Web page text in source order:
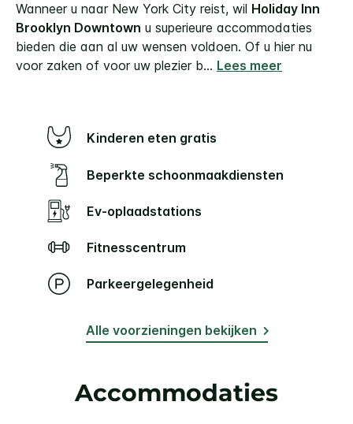
Wanneer u naar New York City reist, wil Holiday Inn
Brooklyn Downtown u superieure accommodaties
bieden die aan al uw wensen voldoen. Of u hier nu
voor zaken of voor uw plezier b... Lees meer
Kinderen eten gratis
Beperkte schoonmaakdiensten
Ev-oplaadstations
Fitnesscentrum
Parkeergelegenheid
Alle voorzieningen bekijken
Accommodaties